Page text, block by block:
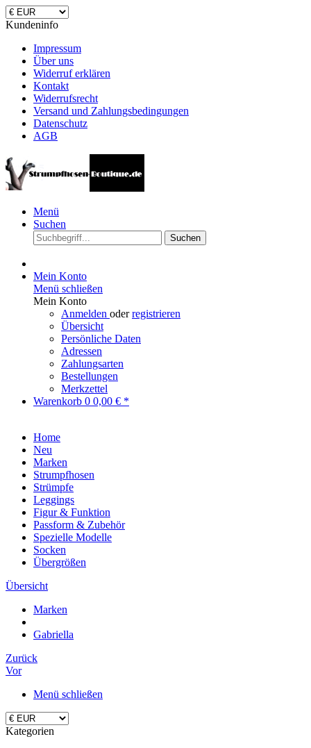
Kundeninfo
Impressum
Über uns
Widerruf erklären
Kontakt
Widerrufsrecht
Versand und Zahlungsbedingungen
Datenschutz
AGB
Menü
Suchen
Suchen
Mein Konto
Menü schließen
Mein Konto
Anmelden oderregistrieren
Übersicht
Persönliche Daten
Adressen
Zahlungsarten
Bestellungen
Merkzettel
Warenkorb 0 0,00 € *
Home
Neu
Marken
Strumpfhosen
Strümpfe
Leggings
Figur & Funktion
Passform & Zubehör
Spezielle Modelle
Socken
Übergrößen
Übersicht
Marken
Gabriella
Zurück
Vor
Menü schließen
Kategorien